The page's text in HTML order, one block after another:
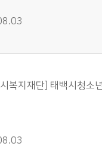
복지재단] 태백시청소